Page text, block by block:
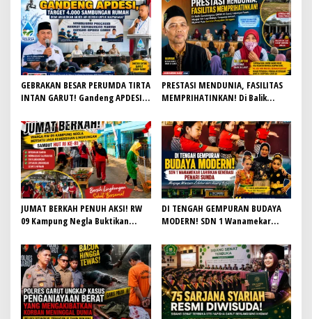
GEBRAKAN BESAR PERUMDA TIRTA
INTAN GARUT! Gandeng APDESI,
Demi Wujudkan Akses Air Bersih
untuk Masyarakat
PRESTASI MENDUNIA, FASILITAS
MEMPRIHATINKAN! Di Balik
Lapangan Hoki Rusak, Masjid Tak
Lagi Mampu Tampung Jamaah,
Penjualan Seragam Ikut Jadi
Sorotan
JUMAT BERKAH PENUH AKSI! RW
09 Kampung Negla Buktikan
Slogan, Warga Bersatu Sambut
HUT RI ke-81
DI TENGAH GEMPURAN BUDAYA
MODERN! SDN 1 Wanamekar
Menjaga Warisan Leluhur dari
Ruang Kelas